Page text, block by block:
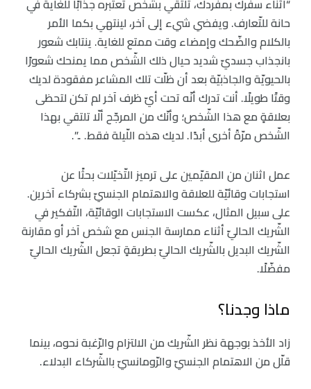
حانة للتّعارف. ويفضي شيء إلى آخر، لينتهي بكما الأمر
بالكلام والضّحك وإمضاء وقت ممتع للغاية. ينتابك شعور
بانجذاب جسديّ شديد حيال ذلك الشّخص مما يمنحك شعورًا
بالحيويّة والجاذبيّة بعد أن ظلّت تلك المشاعر مفقودة لديك
وقتًا طويلًا. أنت تدرك أنّه تحت أيّ ظرف آخر لم تكن لتحظى
بعلاقةٍ مع هذا الشّخص؛ وأنّك من المرجّح ألّا تلتقي بهذا
الشّخص مرّةً أخرى أبدًا. لديك هذه اللّيلة فقط. ..”.
عمل اثنان من المقيّمين على ترميز التّخيّلات بحثًا عن
استجابات وقائيّة للعلاقة والاهتمام الجنسيّ بشركاء آخرين.
على سبيل المثال، عكست الاستجابات الوقائيّة، التّفكير في
الشّريك الحاليّ أثناء ممارسة الجنس مع شخص آخر أو مقارنة
الشّريك البديل بالشّريك الحاليّ بطريقةٍ تجعل الشّريك الحاليّ
مفضّلًا.
ماذا وجدنا؟
زاد الأخذ بوجهة نظر الشّريك من الالتزام والرّغبة نحوه، بينما
قلّل من الاهتمام الجنسيّ والرّومانسيّ بالشّركاء البدلاء.